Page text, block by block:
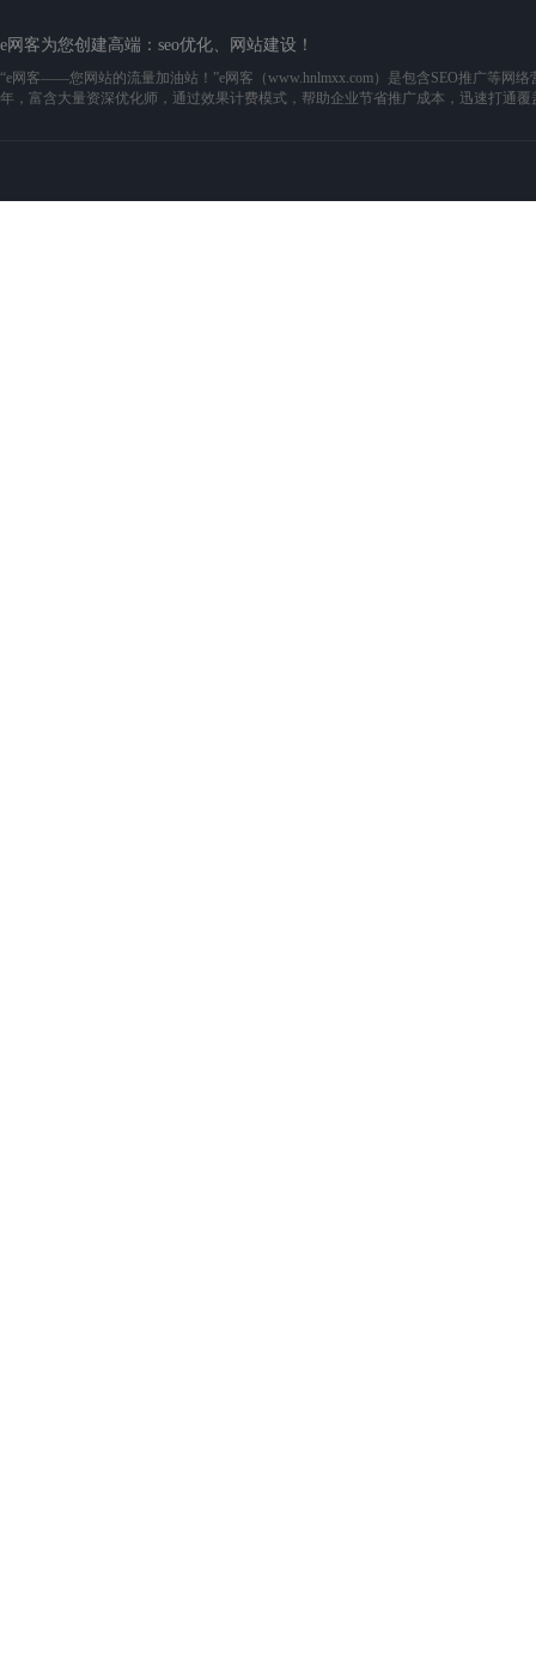
e网客为您创建高端： seo优化、网站建设！
“e网客——您网站的流量加油站！”e网客（www.hnlmxx.com）是包含SEO推广等网
年，富含大量资深优化师，通过效果计费模式，帮助企业节省推广成本，迅速打通